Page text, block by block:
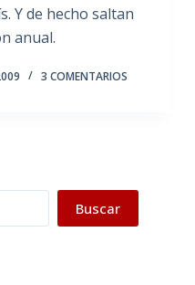
Y de hecho saltan
anual.
3 COMENTARIOS
Buscar